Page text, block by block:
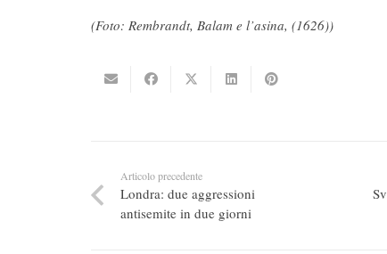
(Foto: Rembrandt, Balam e l’asina, (1626))
Articolo precedente
Londra: due aggressioni
antisemite in due giorni